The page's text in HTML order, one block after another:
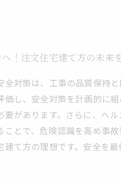
！注文住宅建て方の未来
対策は、工事の品質保持
し、安全対策を計画的に
要があります。さらに、ヘ
とで、危険認識を高め事
て方の理想です。安全を